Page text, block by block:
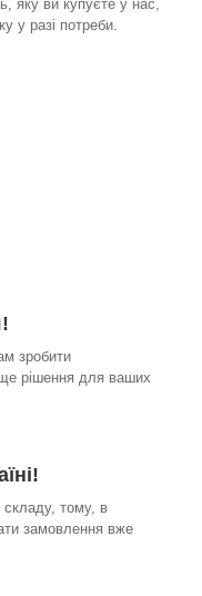
яку ви купуєте у нас,
у разі потреби.
зробити
рішення для ваших
складу, тому, в
замовлення вже